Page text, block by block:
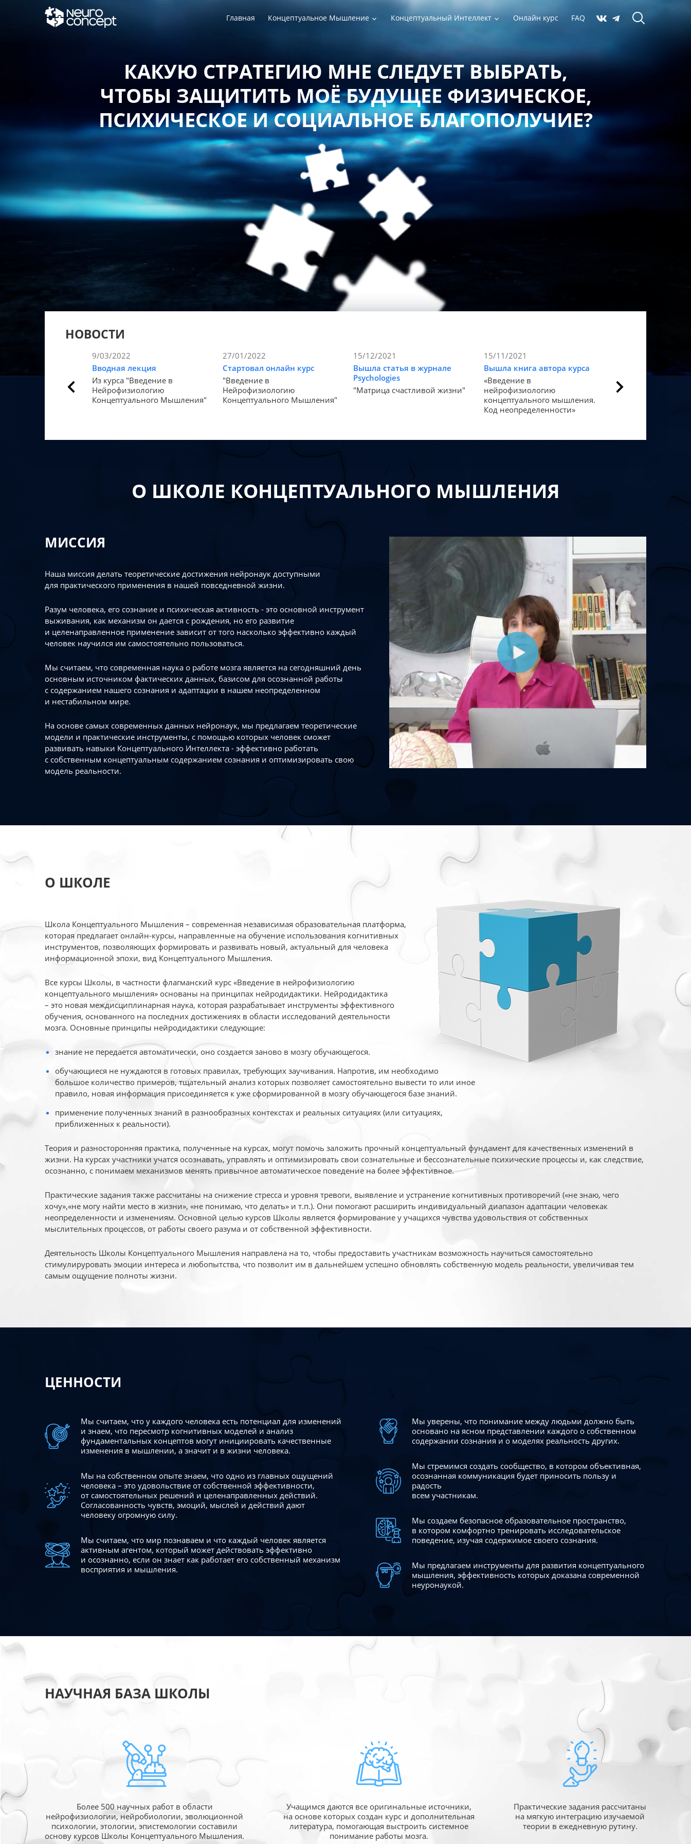
Главная Концептуальное Мышление Концептуальный Интеллект Онлайн курс FAQ
КАКУЮ СТРАТЕГИЮ МНЕ СЛЕДУЕТ ВЫБРАТЬ,
ЧТОБЫ ЗАЩИТИТЬ МОЁ БУДУЩЕЕ ФИЗИЧЕСКОЕ,
ПСИХИЧЕСКОЕ И СОЦИАЛЬНОЕ БЛАГОПОЛУЧИЕ?
НОВОСТИ
9/03/2022
Вводная лекция
Из курса "Введение в
Нейрофизиологию
Концептуального Мышления"
27/01/2022
Стартовал онлайн курс
"Введение в
Нейрофизиологию
Концептуального Мышления"
15/12/2021
Вышла статья в журнале
Psychologies
"Матрица счастливой жизни"
15/11/2021
Вышла книга автора курса
«Введение в
нейрофизиологию
концептуального мышления.
Код неопределенности»
Статья в Forbes
Как мозг
«счастье».
О ШКОЛЕ КОНЦЕПТУАЛЬНОГО МЫШЛЕНИЯ
МИССИЯ
Наша миссия делать теоретические достижения нейронаук доступными
для практического применения в нашей повседневной жизни.
Разум человека, его сознание и психическая активность - это основной инструмент
выживания, как механизм он дается с рождения, но его развитие
и целенаправленное применение зависит от того насколько эффективно каждый
человек научился им самостоятельно пользоваться.
Мы считаем, что современная наука о работе мозга является на сегодняшний день
основным источником фактических данных, базисом для осознанной работы
с содержанием нашего сознания и адаптации в нашем неопределенном
и нестабильном мире.
На основе самых современных данных нейронаук, мы предлагаем теоретические
модели и практические инструменты, с помощью которых человек сможет
развивать навыки Концептуального Интеллекта - эффективно работать
с собственным концептуальным содержанием сознания и оптимизировать свою
модель реальности.
О ШКОЛЕ
Школа Концептуального Мышления – современная независимая образовательная платформа,
которая предлагает онлайн-курсы, направленные на обучение использования когнитивных
инструментов, позволяющих формировать и развивать новый, актуальный для человека
информационной эпохи, вид Концептуального Мышления.
Все курсы Школы, в частности флагманский курс «Введение в нейрофизиологию
концептуального мышления» основаны на принципах нейродидактики. Нейродидактика
– это новая междисциплинарная наука, которая разрабатывает инструменты эффективного
обучения, основанного на последних достижениях в области исследований деятельности
мозга. Основные принципы нейродидактики следующие:
знание не передается автоматически, оно создается заново в мозгу обучающегося.
обучающиеся не нуждаются в готовых правилах, требующих заучивания. Напротив, им необходимо
большое количество примеров, тщательный анализ которых позволяет самостоятельно вывести то или иное
правило, новая информация присоединяется к уже сформированной в мозгу обучающегося базе знаний.
применение полученных знаний в разнообразных контекстах и реальных ситуациях (или ситуациях,
приближенных к реальности).
Теория и разносторонняя практика, полученные на курсах, могут помочь заложить прочный концептуальный фундамент для качественных изменений в
жизни. На курсах участники учатся осознавать, управлять и оптимизировать свои сознательные и бессознательные психические процессы и, как следствие,
осознанно, с понимаем механизмов менять привычное автоматическое поведение на более эффективное.
Практические задания также рассчитаны на снижение стресса и уровня тревоги, выявление и устранение когнитивных противоречий («не знаю, чего
хочу»,«не могу найти место в жизни», «не понимаю, что делать» и т.п.). Они помогают расширить индивидуальный диапазон адаптации человекак
неопределенности и изменениям. Основной целью курсов Школы является формирование у учащихся чувства удовольствия от собственных
мыслительных процессов, от работы своего разума и от собственной эффективности.
Деятельность Школы Концептуального Мышления направлена на то, чтобы предоставить участникам возможность научиться самостоятельно
стимулируровать эмоции интереса и любопытства, что позволит им в дальнейшем успешно обновлять собственную модель реальности, увеличивая тем
самым ощущение полноты жизни.
ЦЕННОСТИ
Мы считаем, что у каждого человека есть потенциал для изменений
и знаем, что пересмотр когнитивных моделей и анализ
фундаментальных концептов могут инициировать качественные
изменения в мышлении, а значит и в жизни человека.
Мы на собственном опыте знаем, что одно из главных ощущений
человека – это удовольствие от собственной эффективности,
от самостоятельных решений и целенаправленных действий.
Согласованность чувств, эмоций, мыслей и действий дают
человеку огромную силу.
Мы считаем, что мир познаваем и что каждый человек является
активным агентом, который может действовать эффективно
и осознанно, если он знает как работает его собственный механизм
восприятия и мышления.
Мы уверены, что понимание между людьми должно быть
основано на ясном представлении каждого о собственном
содержании сознания и о моделях реальность других.
Мы стремимся создать сообщество, в котором объективная,
осознанная коммуникация будет приносить пользу и
радость
всем участникам.
Мы создаем безопасное образовательное пространство,
в котором комфортно тренировать исследовательское
поведение, изучая содержимое своего сознания.
Мы предлагаем инструменты для развития концептуального
мышления, эффективность которых доказана современной
неуронаукой.
НАУЧНАЯ БАЗА ШКОЛЫ
Более 500 научных работ в области
нейрофизиологии, нейробиологии, эволюционной
психологии, этологии, эпистемологии составили
основу курсов Школы Концептуального Мышления.
Учащимся даются все оригинальные источники,
на основе которых создан курс и дополнительная
литература, помогающая выстроить системное
понимание работы мозга.
Практические задания рассчитаны
на мягкую интеграцию изучаемой
теории в ежедневную рутину.